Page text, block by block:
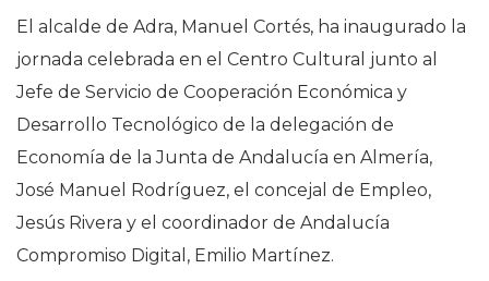
El alcalde de Adra, Manuel Cortés, ha inaugurado la
jornada celebrada en el Centro Cultural junto al
Jefe de Servicio de Cooperación Económica y
Desarrollo Tecnológico de la delegación de
Economía de la Junta de Andalucía en Almería,
José Manuel Rodríguez, el concejal de Empleo,
Jesús Rivera y el coordinador de Andalucía
Compromiso Digital, Emilio Martínez.